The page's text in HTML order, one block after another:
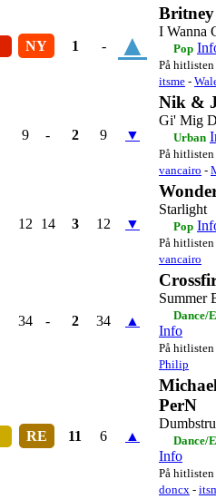
NY 1 - ▲
Britney
I Wanna
Pop
På hitlisten
itsme -
9 - 2 9 ▼
Nik &
Gi' Mig
Urban
På hitlisten
vancairo -
12 14 3 12 ▼
Starlight
Pop
På hitlisten
vancairo
34 - 2 34 ▲
Summer
Dance/
Info
På hitlisten
Philip
RE 11 6 ▲
PerN
Dance/
Info
På hitlisten
doncx -